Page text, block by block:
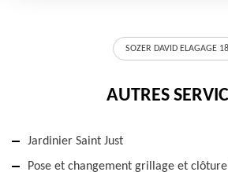
SOZER DAVID ELAGAGE 18
AUTRES
Jardinier Saint Just
Pose et changement grillage et clôture